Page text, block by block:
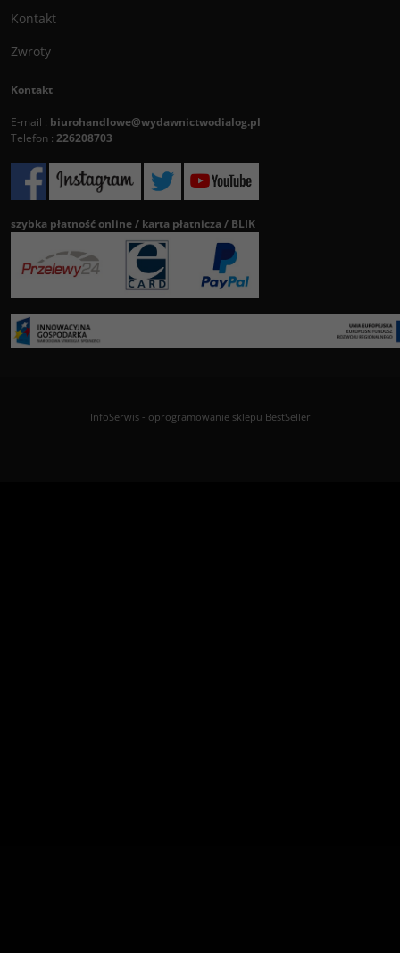
Kontakt
Zwroty
Kontakt
E-mail : biurohandlowe@wydawnictwodialog.pl
Telefon : 226208703
szybka płatność online / karta płatnicza / BLIK
InfoSerwis- oprogramowanie sklepu BestSeller